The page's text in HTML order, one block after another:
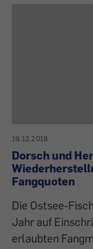
19.12.2019
Dorsch und
Fangquoten
Die Ostsee-
Jahr auf
erlaubten